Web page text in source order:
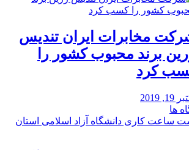
مخابرات ایران تندیس
برند محبوب کشور را
کرد
19, 2019
ها